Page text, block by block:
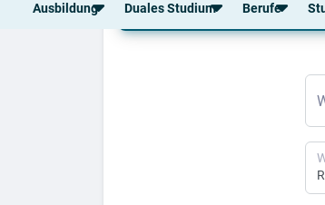
Ausbildung Duales Studium Berufe
Gut
Berufe nach